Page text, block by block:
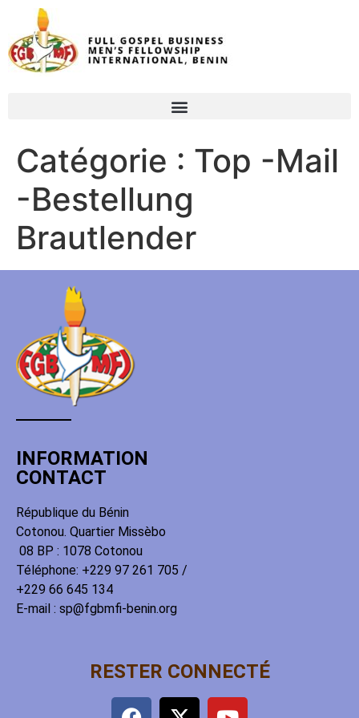
Catégorie : Top -Mail
-Bestellung
Brautlender
INFORMATION
CONTACT
République du Bénin
Cotonou. Quartier Missèbo
08 BP : 1078 Cotonou
Téléphone: +229 97 261 705 /
+229 66 645 134
E-mail : sp@fgbmfi-benin.org
RESTER CONNECTÉ